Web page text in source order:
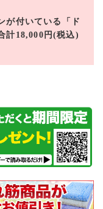
が付いている「ド
計18,000円(税込)